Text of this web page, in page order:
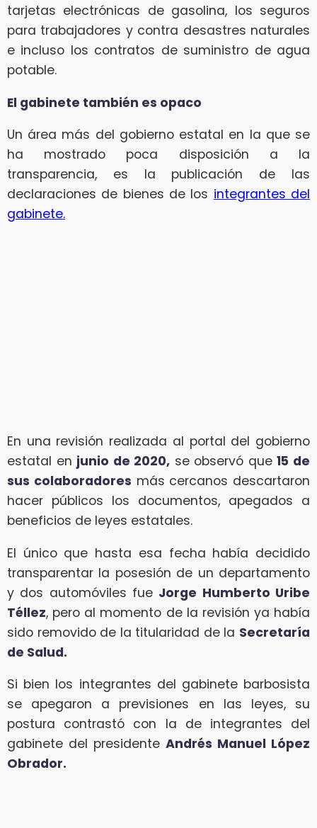
tarjetas electrónicas de gasolina, los seguros
para trabajadores y contra desastres naturales
e incluso los contratos de suministro de agua
potable.
El gabinete también es opaco
Un área más del gobierno estatal en la que se
ha mostrado poca disposición a la
transparencia, es la publicación de las
declaraciones de bienes de los integrantes del
gabinete.
En una revisión realizada al portal del gobierno
estatal en junio de 2020, se observó que15 de
sus colaboradores más cercanos descartaron
hacer públicos los documentos, apegados a
beneficios de leyes estatales.
El único que hasta esa fecha había decidido
transparentar la posesión de un departamento
y dos automóviles fue Jorge Humberto Uribe
Téllez, pero al momento de la revisión ya había
sido removido de la titularidad de la Secretaría
de Salud.
Si bien los integrantes del gabinete barbosista
se apegaron a previsiones en las leyes, su
postura contrastó con la de integrantes del
gabinete del presidente Andrés Manuel López
Obrador.